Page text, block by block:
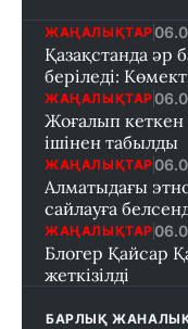
ЖАҢАЛЫҚТАР
Қазақстанда әр
беріледі:
ЖАҢАЛЫҚТАР
Жоғалып кеткен
ішінен табылды
ЖАҢАЛЫҚТАР
Алматыдағы
сайлауға
ЖАҢАЛЫҚТАР
Блогер Қайсар
жеткізілді
БАРЛЫҚ